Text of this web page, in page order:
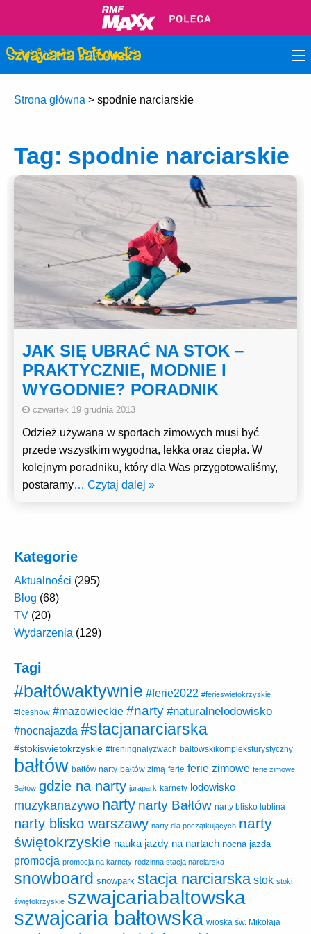
Strona główna > spodnie narciarskie
Tag: spodnie narciarskie
JAK SIĘ UBRAĆ NA STOK –
PRAKTYCZNIE, MODNIE I
WYGODNIE? PORADNIK
czwartek 19 grudnia 2013
Odzież używana w sportach zimowych musi być
przede wszystkim wygodna, lekka oraz ciepła. W
kolejnym poradniku, który dla Was przygotowaliśmy,
postaramy… Czytaj dalej »
Kategorie
Aktualności (295)
Blog (68)
TV (20)
Wydarzenia (129)
Tagi
#bałtówaktywnie #ferie2022 #ferieswietokrzyskie
#iceshow #mazowieckie #narty #naturalnelodowisko
#nocnajazda #stacjanarciarska
#stokiswietokrzyskie #treningnalyzwach baltowskikompleksturystyczny
bałtów bałtów narty bałtów zimą ferie ferie zimowe ferie zimowe
Bałtów gdzie na narty jurapark karnety lodowisko
muzykanazywo narty narty Bałtów narty blisko lublina
narty blisko warszawy narty dla początkujących narty
świętokrzyskie nauka jazdy na nartach nocna jazda
promocja promocja na karnety rodzinna stacja narciarska
snowboard snowpark stacja narciarska stok stoki
świętokrzyskie szwajcariabaltowska
szwajcaria bałtowska wioska św. Mikołaja